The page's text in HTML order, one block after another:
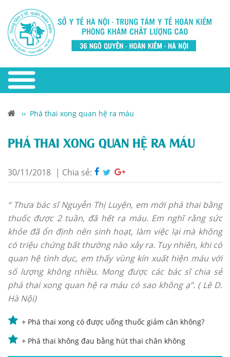
›› Phá thai xong quan hệ ra máu
PHÁ THAI XONG QUAN HỆ RA MÁU
30/11/2018 | Chia sẻ:
“ Thưa bác sĩ Nguyễn Thị Luyện, em mới phá thai bằng
thuốc được 2 tuần, đã hết ra máu. Em nghĩ rằng sức
khỏe đã ổn định nên sinh hoạt, làm việc lại mà không
có triệu chứng bất thường nào xảy ra. Tuy nhiên, khi có
quan hệ tình dục, em thấy vùng kín xuất hiện máu với
số lượng không nhiều. Mong được các bác sĩ chia sẻ
phá thai xong quan hệ ra máu có sao không ạ”. ( Lê D.
Hà Nội)
+ Phá thai xong có được uống thuốc giảm cân không?
+ Phá thai không đau bằng hút thai chân không